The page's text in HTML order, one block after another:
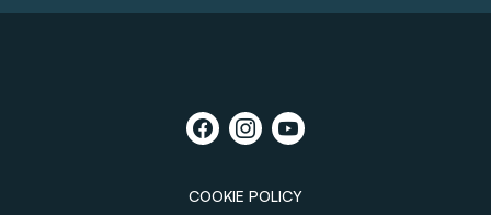
COOKIE POLICY